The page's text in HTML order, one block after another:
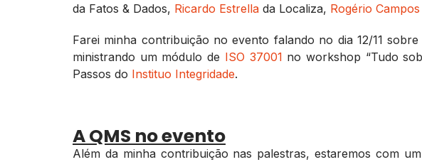
da Fatos & Dados, Ricardo Estrella da Localiza, Rogério Campos
Farei minha contribuição no evento falando no dia 12/11 sobre
ministrando um módulo de ISO 37001 no workshop “Tudo
Passos do Instituo Integridade.
A QMS no evento
Além da minha contribuição nas palestras, estaremos com